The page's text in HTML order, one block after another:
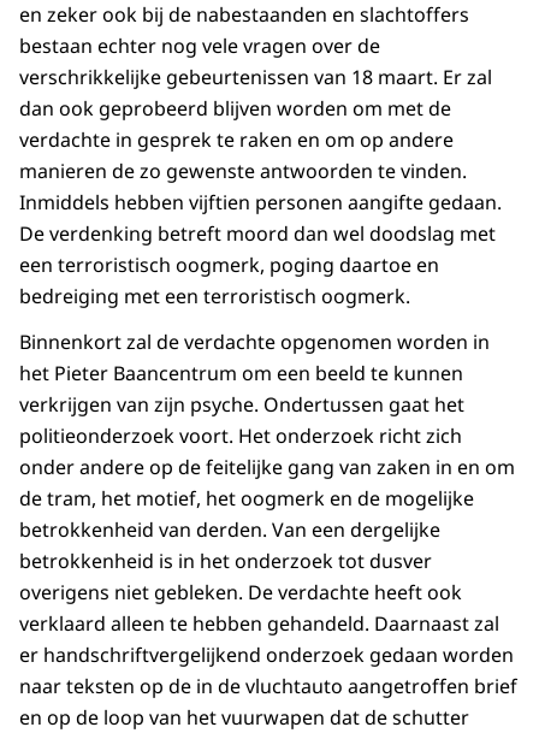
en zeker ook bij de nabestaanden en slachtoffers
bestaan echter nog vele vragen over de
verschrikkelijke gebeurtenissen van 18 maart. Er zal
dan ook geprobeerd blijven worden om met de
verdachte in gesprek te raken en om op andere
manieren de zo gewenste antwoorden te vinden.
Inmiddels hebben vijftien personen aangifte gedaan.
De verdenking betreft moord dan wel doodslag met
een terroristisch oogmerk, poging daartoe en
bedreiging met een terroristisch oogmerk.
Binnenkort zal de verdachte opgenomen worden in
het Pieter Baancentrum om een beeld te kunnen
verkrijgen van zijn psyche. Ondertussen gaat het
politieonderzoek voort. Het onderzoek richt zich
onder andere op de feitelijke gang van zaken in en om
de tram, het motief, het oogmerk en de mogelijke
betrokkenheid van derden. Van een dergelijke
betrokkenheid is in het onderzoek tot dusver
overigens niet gebleken. De verdachte heeft ook
verklaard alleen te hebben gehandeld. Daarnaast zal
er handschriftvergelijkend onderzoek gedaan worden
naar teksten op de in de vluchtauto aangetroffen brief
en op de loop van het vuurwapen dat de schutter